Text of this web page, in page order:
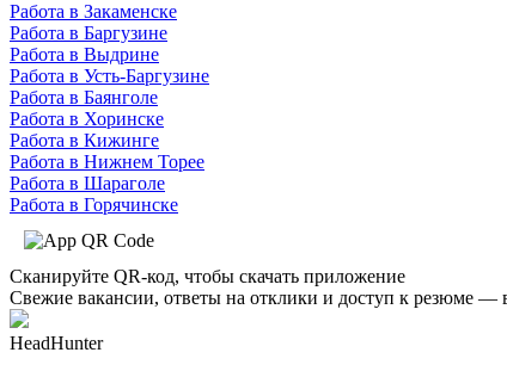
Работа в Закаменске
Работа в Баргузине
Работа в Выдрине
Работа в Усть-Баргузине
Работа в Баянголе
Работа в Хоринске
Работа в Кижинге
Работа в Нижнем Торее
Работа в Шараголе
Работа в Горячинске
Сканируйте QR-код, чтобы скачать приложение
Свежие вакансии, ответы на отклики и доступ к резюме —
HeadHunter